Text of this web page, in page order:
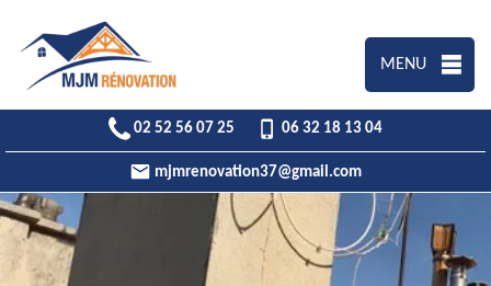
MENU
02 52 56 07 25 06 32 18 13 04
mjmrenovation37@gmail.com